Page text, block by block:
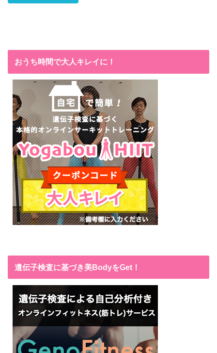
おうち時間で大人キレイに！
遺伝子検査に基づき美BodyをGet！